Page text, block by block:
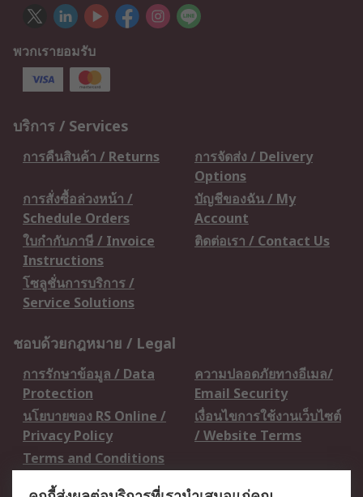
พวกเรายอมรับ
บริการ / Services
การคืนสินค้า / Returns
การจัดส่ง / Delivery
Options
การสั่งซื้อล่วงหน้า /
Schedule Orders
บัญชีของฉัน / My
Account
ใบกำกับภาษี / Invoice
Instructions
ติดต่อเรา / Contact Us
โซลูชั่นการบริการ /
Service Solutions
ชอบด้วยกฎหมาย / Legal
การรักษาข้อมูล / Data
Protection
ความปลอดภัยทางอีเมล/
Email Security
นโยบายของ RS Online /
Privacy Policy
เงื่อนไขการใช้งานเว็บไซต์
/ Website Terms
Terms and Conditions